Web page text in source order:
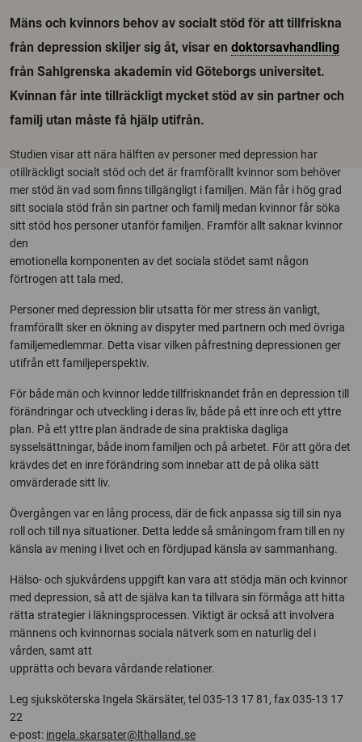
Mäns och kvinnors behov av socialt stöd för att tillfriskna
från depression skiljer sig åt, visar en doktorsavhandling
från Sahlgrenska akademin vid Göteborgs universitet.
Kvinnan får inte tillräckligt mycket stöd av sin partner och
familj utan måste få hjälp utifrån.
Studien visar att nära hälften av personer med depression har
otillräckligt socialt stöd och det är framförallt kvinnor som behöver
mer stöd än vad som finns tillgängligt i familjen. Män får i hög grad
sitt sociala stöd från sin partner och familj medan kvinnor får söka
sitt stöd hos personer utanför familjen. Framför allt saknar kvinnor
den
emotionella komponenten av det sociala stödet samt någon
förtrogen att tala med.
Personer med depression blir utsatta för mer stress än vanligt,
framförallt sker en ökning av dispyter med partnern och med övriga
familjemedlemmar. Detta visar vilken påfrestning depressionen ger
utifrån ett familjeperspektiv.
För både män och kvinnor ledde tillfrisknandet från en depression till
förändringar och utveckling i deras liv, både på ett inre och ett yttre
plan. På ett yttre plan ändrade de sina praktiska dagliga
sysselsättningar, både inom familjen och på arbetet. För att göra det
krävdes det en inre förändring som innebar att de på olika sätt
omvärderade sitt liv.
Övergången var en lång process, där de fick anpassa sig till sin nya
roll och till nya situationer. Detta ledde så småningom fram till en ny
känsla av mening i livet och en fördjupad känsla av sammanhang.
Hälso- och sjukvårdens uppgift kan vara att stödja män och kvinnor
med depression, så att de själva kan ta tillvara sin förmåga att hitta
rätta strategier i läkningsprocessen. Viktigt är också att involvera
männens och kvinnornas sociala nätverk som en naturlig del i
vården, samt att
upprätta och bevara vårdande relationer.
Leg sjuksköterska Ingela Skärsäter, tel 035-13 17 81, fax 035-13 17
22
e-post: ingela.skarsater@lthalland.se